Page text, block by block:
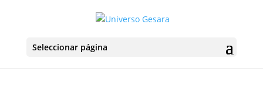
Seleccionar página